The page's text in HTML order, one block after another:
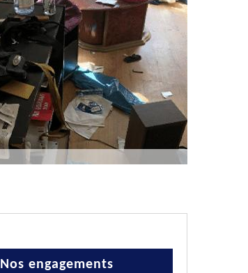
Nos engagements